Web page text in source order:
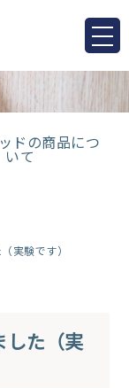
実験です）
した（実